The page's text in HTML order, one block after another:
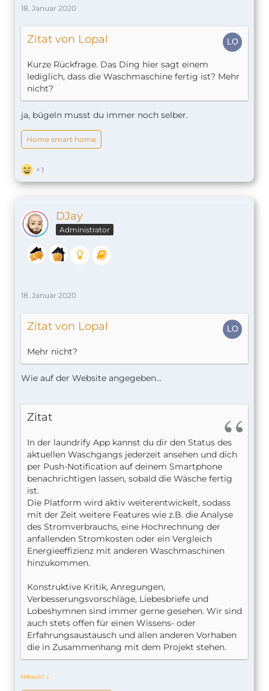
18. Januar 2020
Zitat von Lopal
Kurze Rückfrage. Das Ding hier sagt einem
lediglich, dass die Waschmaschine fertig ist? Mehr
nicht?
ja, bügeln musst du immer noch selber.
Home smart home
1
DJay
Administrator
18. Januar 2020
Zitat von Lopal
Mehr nicht?
Wie auf der Website angegeben...
Zitat
In der laundrify App kannst du dir den Status des
aktuellen Waschgangs jederzeit ansehen und dich
per Push-Notification auf deinem Smartphone
benachrichtigen lassen, sobald die Wäsche fertig
ist.
Die Platform wird aktiv weiterentwickelt, sodass
mit der Zeit weitere Features wie z.B. die Analyse
des Stromverbrauchs, eine Hochrechnung der
anfallenden Stromkosten oder ein Vergleich
Energieeffizienz mit anderen Waschmaschinen
hinzukommen.
Konstruktive Kritik, Anregungen,
Verbesserungsvorschläge, Liebesbriefe und
Lobeshymnen sind immer gerne gesehen. Wir sind
auch stets offen für einen Wissens- oder
Erfahrungsaustausch und allen anderen Vorhaben
die in Zusammenhang mit dem Projekt stehen.
Hilfreich? ↆ